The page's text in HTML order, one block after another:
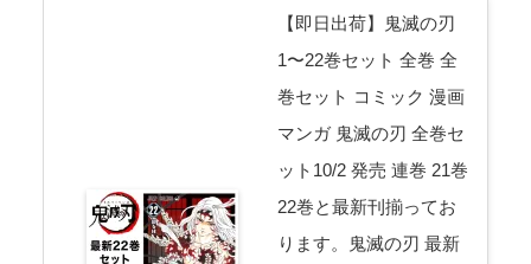
【即日出荷】鬼滅の刃
1〜22巻セット 全巻 全
巻セット コミック 漫画
マンガ 鬼滅の刃 全巻セ
ット10/2 発売 連巻 21巻
22巻と最新刊揃ってお
ります。鬼滅の刃 最新